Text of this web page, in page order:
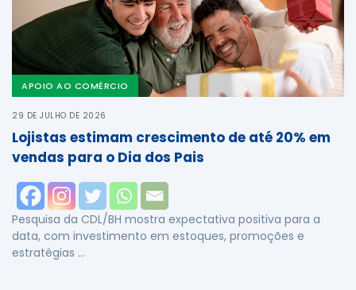
APOIO AO COMÉRCIO
29 DE JULHO DE 2026
Lojistas estimam crescimento de até 20% em
vendas para o Dia dos Pais
Pesquisa da CDL/BH mostra expectativa positiva para a
data, com investimento em estoques, promoções e
estratégias …